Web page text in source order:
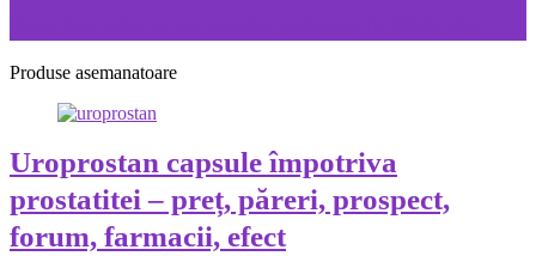
Produse asemanatoare
Uroprostan capsule împotriva
prostatitei – preț, păreri, prospect,
forum, farmacii, efect